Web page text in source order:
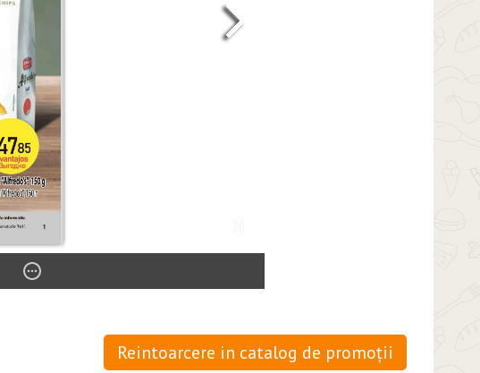
Reintoarcere in catalog de promoții